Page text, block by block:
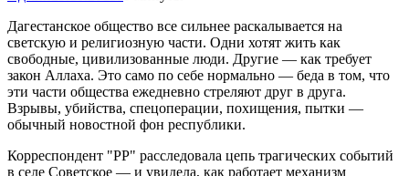
Дагестанское общество все сильнее раскалывается на
светскую и религиозную части. Одни хотят жить как
свободные, цивилизованные люди. Другие — как требует
закон Аллаха. Это само по себе нормально — беда в том, что
эти части общества ежедневно стреляют друг в друга.
Взрывы, убийства, спецоперации, похищения, пытки —
обычный новостной фон республики.
Корреспондент "РР" расследовала цепь трагических событий
в селе Советское — и увидела, как работает механизм